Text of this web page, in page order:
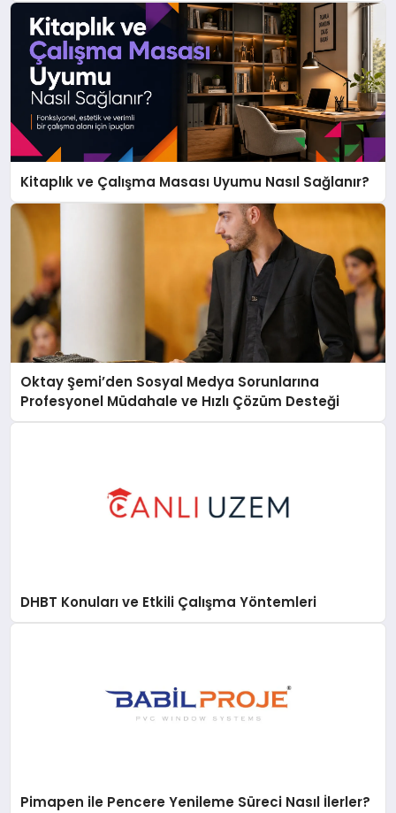
Kitaplık ve Çalışma Masası Uyumu Nasıl Sağlanır?
Oktay Şemi’den Sosyal Medya Sorunlarına
Profesyonel Müdahale ve Hızlı Çözüm Desteği
DHBT Konuları ve Etkili Çalışma Yöntemleri
Pimapen ile Pencere Yenileme Süreci Nasıl İlerler?